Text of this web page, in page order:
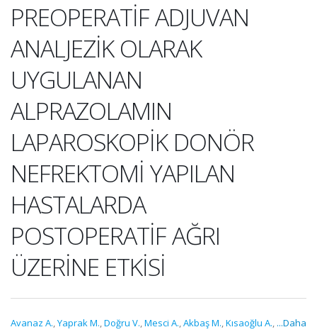
PREOPERATİF ADJUVAN
ANALJEZİK OLARAK
UYGULANAN
ALPRAZOLAMIN
LAPAROSKOPİK DONÖR
NEFREKTOMİ YAPILAN
HASTALARDA
POSTOPERATİF AĞRI
ÜZERİNE ETKİSİ
Avanaz A.,Yaprak M.,Doğru V.,Mesci A.,Akbaş M.,Kısaoğlu A., ...Daha